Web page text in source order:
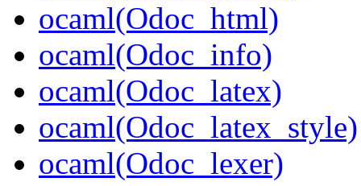
ocaml(Odoc_html)
ocaml(Odoc_info)
ocaml(Odoc_latex)
ocaml(Odoc_latex_style)
ocaml(Odoc_lexer)